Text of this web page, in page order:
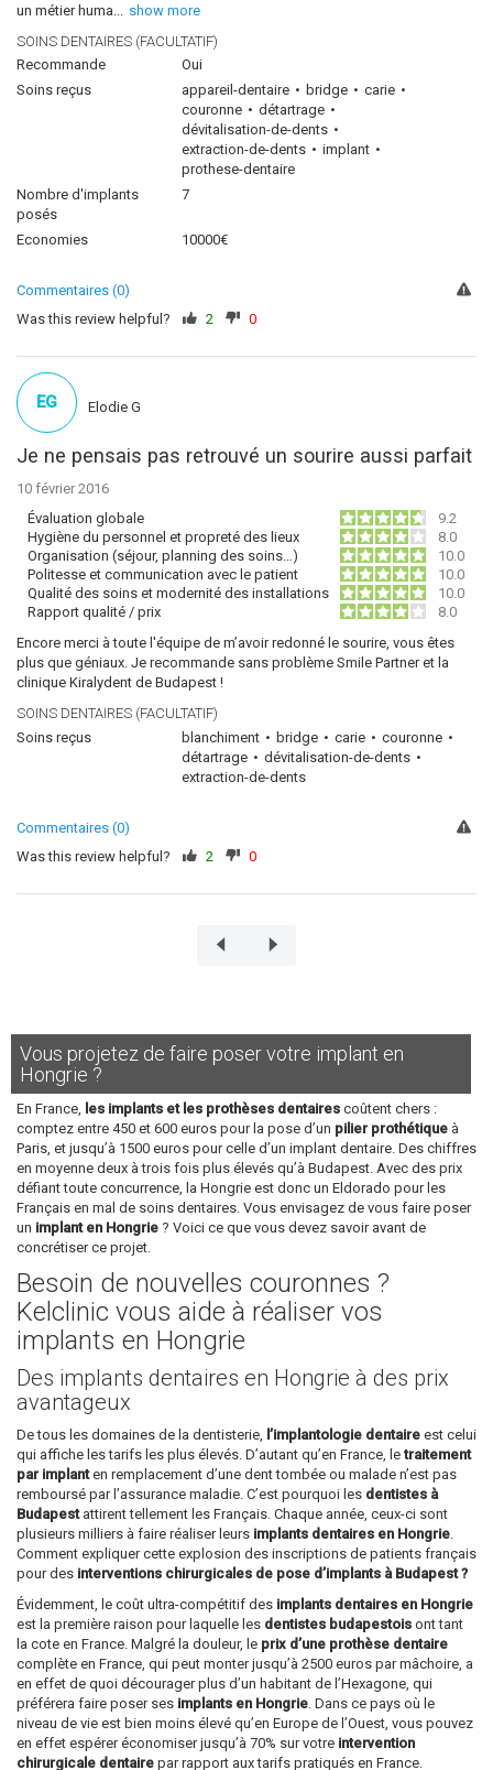
un métier huma
show more
SOINS DENTAIRES (FACULTATIF)
Recommande
Oui
Soins reçus
appareil-dentaire bridge
carie
couronne
détartrage
dévitalisation-de-dents
extraction-de-dents
implant
prothese-dentaire
Nombre d'implants
posés
7
Economies 10000€
Commentaires (0)
Was this review helpful?
2 0
Je ne pensais pas retrouvé un sourire aussi parfait
10 février 2016
Évaluation globale
9.2
Hygiène du personnel et propreté des lieux
8.0
Organisation (séjour, planning des soins…)
10.0
Politesse et communication avec le patient
10.0
Qualité des soins et modernité des installations
10.0
Rapport qualité / prix
8.0
Encore merci à toute l'équipe de m’avoir redonné le sourire, vous êtes
plus que géniaux. Je recommande sans problème Smile Partner et la
clinique Kiralydent de Budapest !
SOINS DENTAIRES (FACULTATIF)
Soins reçus
blanchiment bridge carie
couronne
détartrage
dévitalisation-de-dents
extraction-de-dents
EG Elodie G
Commentaires (0)
Was this review helpful?
2 0
Vous projetez de faire poser votre implant en
Hongrie ?
En France, les implants et les prothèses dentaires coûtent chers :
comptez entre 450 et 600 euros pour la pose d’un pilier prothétique à
Paris, et jusqu’à 1500 euros pour celle d’un implant dentaire. Des chiffres
en moyenne deux à trois fois plus élevés qu’à Budapest. Avec des prix
défiant toute concurrence, la Hongrie est donc un Eldorado pour les
Français en mal de soins dentaires. Vous envisagez de vous faire poser
un implant en Hongrie ? Voici ce que vous devez savoir avant de
concrétiser ce projet.
Besoin de nouvelles couronnes ?
Kelclinic vous aide à réaliser vos
implants en Hongrie
Des implants dentaires en Hongrie à des prix
avantageux
De tous les domaines de la dentisterie, l’implantologie dentaire est celui
qui affiche les tarifs les plus élevés. D’autant qu’en France, letraitement
par implanten remplacement d’une dent tombée ou malade n’est pas
remboursé par l’assurance maladie. C’est pourquoi les dentistes à
Budapestattirent tellement les Français. Chaque année, ceux-ci sont
plusieurs milliers à faire réaliser leurs implants dentaires en Hongrie.
Comment expliquer cette explosion des inscriptions de patients français
pour des interventions chirurgicales de pose d’implants à Budapest ?
Évidemment, le coût ultra-compétitif des implants dentaires en Hongrie
est la première raison pour laquelle les dentistes budapestois ont tant
la cote en France. Malgré la douleur, le prix d’une prothèse dentaire
complète en France, qui peut monter jusqu’à 2500 euros par mâchoire, a
en effet de quoi décourager plus d’un habitant de l’Hexagone, qui
préférera faire poser ses implants en Hongrie. Dans ce pays où le
niveau de vie est bien moins élevé qu’en Europe de l’Ouest, vous pouvez
en effet espérer économiser jusqu’à 70% sur votre intervention
chirurgicale dentaire par rapport aux tarifs pratiqués en France.